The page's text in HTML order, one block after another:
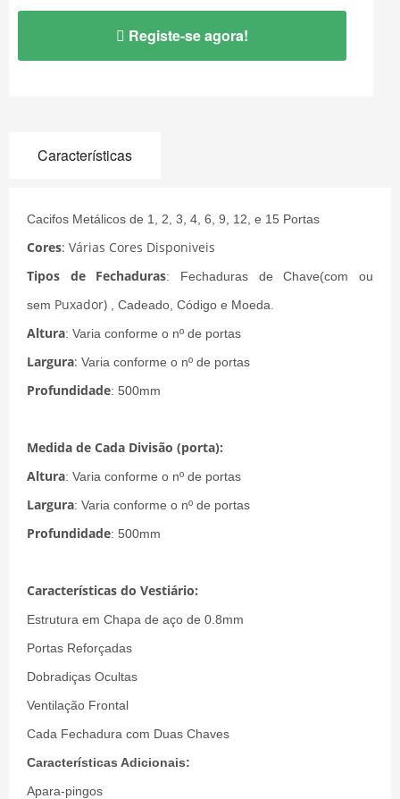
Registe-se agora!
Características
Cacifos Metálicos de 1, 2, 3, 4, 6, 9, 12, e 15 Portas
Cores: Várias Cores Disponiveis
Tipos de Fechaduras: Fechaduras de Chave(com ou
sem Puxador) , Cadeado, Código e Moeda.
Altura: Varia conforme o nº de portas
Largura: Varia conforme o nº de portas
Profundidade: 500mm
Medida de Cada Divisão (porta):
Altura: Varia conforme o nº de portas
Largura: Varia conforme o nº de portas
Profundidade: 500mm
Características do Vestiário:
Estrutura em Chapa de aço de 0.8mm
Portas Reforçadas
Dobradiças Ocultas
Ventilação Frontal
Cada Fechadura com Duas Chaves
Características Adicionais:
Apara-pingos